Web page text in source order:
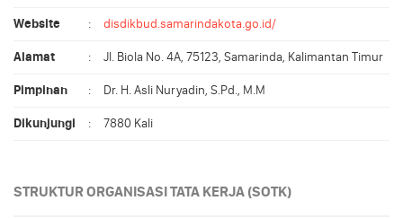
Website : disdikbud.samarindakota.go.id/
Alamat : Jl. Biola No. 4A, 75123, Samarinda, Kalimantan Timur
Pimpinan : Dr. H. Asli Nuryadin, S.Pd., M.M
Dikunjungi : 7880 Kali
STRUKTUR ORGANISASI TATA KERJA (SOTK)